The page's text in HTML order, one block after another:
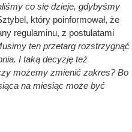
co się dzieje, gdybyśmy
który poinformował, że
regulaminu, z postulatami
ten przetarg rozstrzygnąć
I taką decyzję też
możemy zmienić zakres? Bo
na miesiąc może być